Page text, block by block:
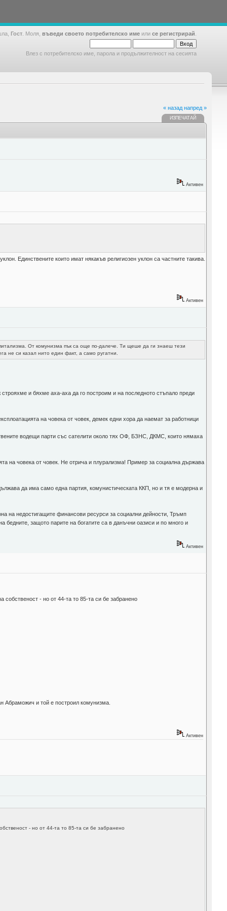
Гост . Моля, въведи своето потребителско име или се регистрирай
Влез с потребителско име, парола и продължителност на сесията
« назад напред »
ИЗПЕЧАТАЙ
Активен
Единствените които имат някакъв религиозен уклон са частните такива.
Активен
От комунизма пък са още по-далече. Ти щеше да ги знаеш тези
не си казал нито един факт, а само ругатни.
и бяхме аха-аха да го построим и на последното стъпало преди
на човека от човек, демек едни хора да наемат за работници
водещи парти със сателити около тях ОФ, БЗНС, ДКМС, които нямаха
на човека от човек. Не отрича и плурализма! Пример за социална държава
да има само една партия, комунистическата ККП, но и тя е модерна и
на недостигащите финансови ресурси за социални дейности, Тръмп
бедните, защото парите на богатите са в данъчни оазиси и по много и
Активен
собственост - но от 44-та то 85-та си бе забранено
Абраможич и той е построил комунизма.
Активен
- но от 44-та то 85-та си бе забранено